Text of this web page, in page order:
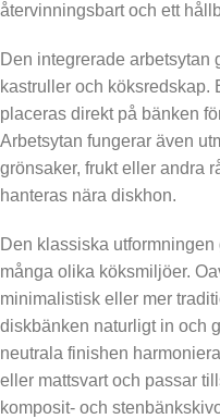
återvinningsbart och ett
Den integrerade arbetsytan
kastruller och köksredskap.
placeras direkt på bänken
Arbetsytan fungerar även
grönsaker, frukt eller andra
hanteras nära diskhon.
Den klassiska
många olika köksmiljöer.
minimalistisk eller mer
diskbänken naturligt in och
neutrala finishen
eller mattsvart och passar
komposit- och